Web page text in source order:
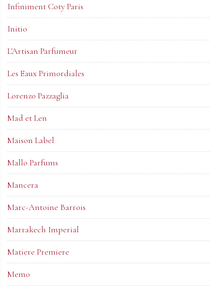
Infiniment Coty Paris
Initio
L'Artisan Parfumeur
Les Eaux Primordiales
Lorenzo Pazzaglia
Mad et Len
Maison Label
Mallo Parfums
Mancera
Marc-Antoine Barrois
Marrakech Imperial
Matiere Premiere
Memo